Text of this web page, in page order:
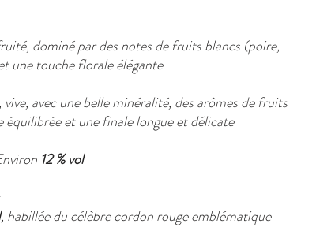
dominé par des notes de fruits blancs (poire,
une touche florale élégante
avec une belle minéralité, des arômes de fruits
et une finale longue et délicate
12 % vol
, habillée du célèbre cordon rouge emblématique